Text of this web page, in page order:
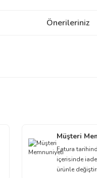
Önerileriniz
Müşteri
Fatura
içerisinde
ürünle